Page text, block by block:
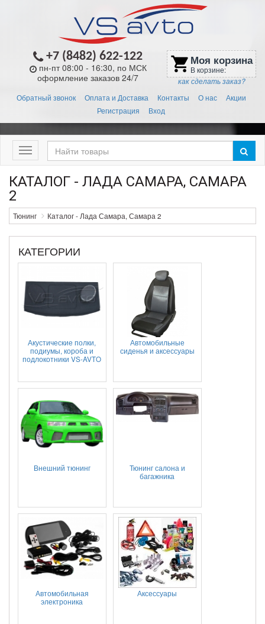
+7 (8482) 622-122
пн-пт 08:00 - 16:30, по МСК
оформление заказов 24/7
shopping_cart Моя корзина
В корзине:
как сделать заказ?
Обратный звонок Оплата и Доставка Контакты О нас
Акции
Регистрация
Вход
Меню
КАТАЛОГ - ЛАДА САМАРА, САМАРА
2
Тюнинг Каталог - Лада Самара, Самара 2
КАТЕГОРИИ
Акустические полки,
подиумы, короба и
подлокотники VS-AVTO
Автомобильные
сиденья и аксессуары
Внешний тюнинг
Тюнинг салона и
багажника
Автомобильная
электроника
Аксессуары